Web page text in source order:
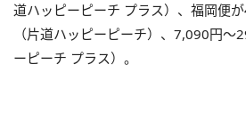
道ハッピーピーチ プラス）、福岡便
（片道ハッピーピーチ）、7,090円～
ーピーチ プラス）。